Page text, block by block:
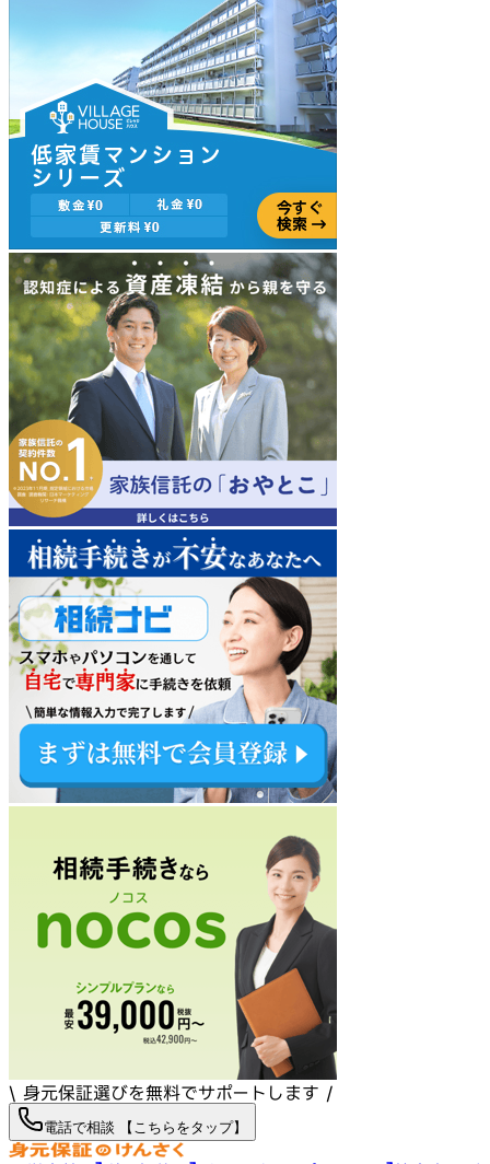
\ 身元保証選びを無料でサポートします /
電話で相談 【こちらをタップ】